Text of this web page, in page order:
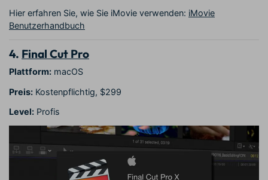
Hier erfahren Sie, wie Sie iMovie verwenden: iMovie
Benutzerhandbuch
4. Final Cut Pro
Plattform: macOS
Preis: Kostenpflichtig, $299
Level: Profis